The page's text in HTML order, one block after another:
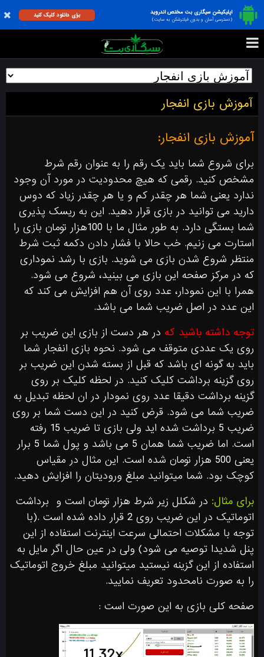
اپلیکیشن سیگاری بت مختص اندروید
(دسترسی آسان و بدون فیلترشکن به سایت)
برای دانلود کلیک کنید
آموزش بازی انفجار
آموزش بازی انفجار:
برای شروع شما باید یک رقم را به عنوان رقم شرط
مشخص کنید. رقمی که هیچ محدودیت در مورد آن وجود
ندارد یعنی شما هر چقدر کم و یا هر چقدر زیاد که دوس
دارید می توانید در بازی قرار دهید. این به ریسک پذیری
شما بستگی دارد. به طور مثال ما با 100هزار تومان بازی را
استارت می زنیم. خب حالا با فشار دادن دکمه ثبت شرط
منتظر شروع شدن بازی می شوید. بازی با رشد نموداری
که در مرکز صفحه این بازی می بینید، شروع می شود.
همرا با این نمودار، عدد روی آن هم افزایش می کند که
این عدد در اصل ضریب شما می باشد.
توجه داشته باشید که در هر دست از بازی این ضریب بر
روی یک عددی متوقف می شود. نحوه بازی انفجار شما
باید به گونه ای باشد که قبل از بسته شدن این ضریب بر
روی گزینه برداشت کلیک کنید. در لحظه کلیک بر روی
گزینه برداشت دقیقا عدد روی نمودار در ان لحظه تبدیل به
ضریب شما می شود. قرض کنید در این دست شما بر روی
ضریب 5 برداشت شده اید ولی بازی تا ضریب 15 رفته
است. اما ضریب شما همان 5 می باشد و پول شما 5 برار
یعنی 500 هزار تومان شده است. این مثال در مقیاس
کوچک بود. شما میتوانید مبلغ ورودیتان را افزایش دهید.
برای مثال: در شکلل زیر شرط هزار تومان است و برداشت
اتوماتیک در این ضریب روی 2 قرار داده شده است .(با
توجه با مشکلات احتمالی سرعت اینترنت استفاده از این
پنل شدیدا توصیه می شود) ولی در عین حال اگر مایل به
استفاده از این گزینه نیستید میتوانید مبلغ خروج اتوماتیک
را به صورت نامحدود تعریف نمایید.
صفحه کلی بازی به این صورت است :